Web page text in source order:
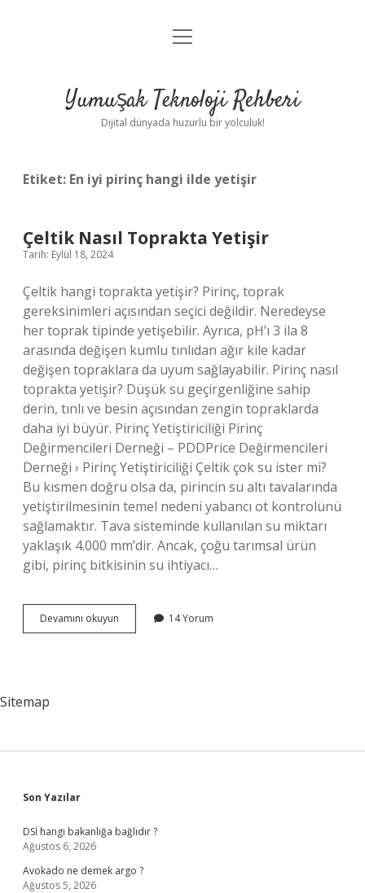
Anasayfa
Yasal Uyarı
menüyü
Yumuşak Teknoloji Rehberi
Dijital dünyada huzurlu bir yolculuk!
Etiket: En iyi pirinç hangi ilde yetişir
Çeltik Nasıl Toprakta Yetişir
Tarih: Eylül 18, 2024
Çeltik hangi toprakta yetişir? Pirinç, toprak
gereksinimleri açısından seçici değildir. Neredeyse
her toprak tipinde yetişebilir. Ayrıca, pH’ı 3 ila 8
arasında değişen kumlu tınlıdan ağır kile kadar
değişen topraklara da uyum sağlayabilir. Pirinç nasıl
toprakta yetişir? Düşük su geçirgenliğine sahip
derin, tınlı ve besin açısından zengin topraklarda
daha iyi büyür. Pirinç Yetiştiriciliği Pirinç
Değirmencileri Derneği – PDDPrice Değirmencileri
Derneği › Pirinç Yetiştiriciliği Çeltik çok su ister mi?
Bu kısmen doğru olsa da, pirincin su altı tavalarında
yetiştirilmesinin temel nedeni yabancı ot kontrolünü
sağlamaktır. Tava sisteminde kullanılan su miktarı
yaklaşık 4.000 mm’dir. Ancak, çoğu tarımsal ürün
gibi, pirinç bitkisinin su ihtiyacı…
Devamını okuyun
Nasıl
14 Yorum
Sitemap
Sidebar
Son Yazılar
DSİ hangi bakanlığa bağlıdır ?
Ağustos 6, 2026
Avokado ne demek argo ?
Ağustos 5, 2026